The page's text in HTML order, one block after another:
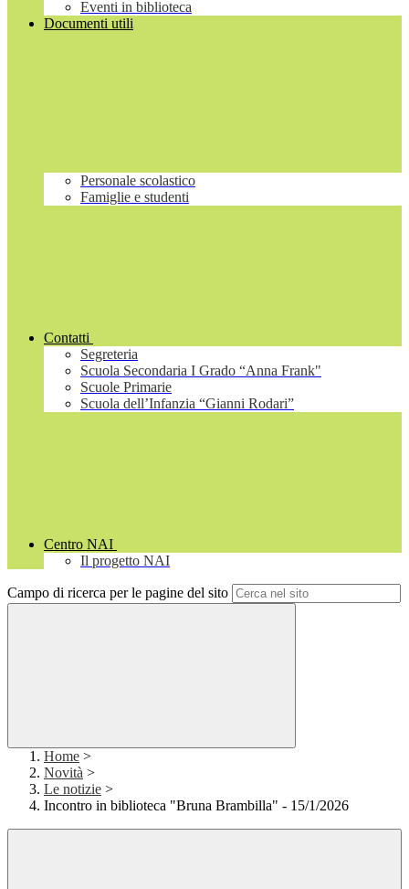
Eventi in biblioteca
Documenti utili
Personale scolastico
Famiglie e studenti
Contatti
Segreteria
Scuola Secondaria I Grado “Anna Frank"
Scuole Primarie
Scuola dell’Infanzia “Gianni Rodari”
Centro NAI
Il progetto NAI
Campo di ricerca per le pagine del sito
Home >
Novità >
Le notizie >
Incontro in biblioteca "Bruna Brambilla" - 15/1/2026